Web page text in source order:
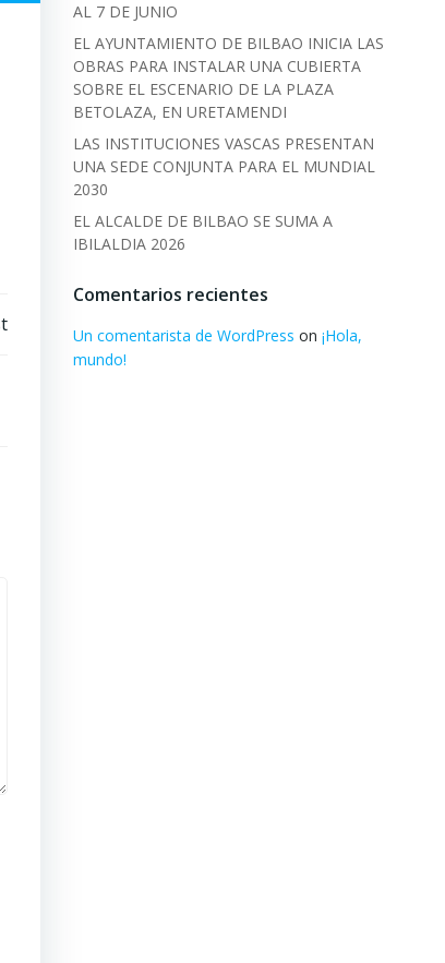
AL 7 DE JUNIO
EL AYUNTAMIENTO DE BILBAO INICIA LAS
OBRAS PARA INSTALAR UNA CUBIERTA
SOBRE EL ESCENARIO DE LA PLAZA
BETOLAZA, EN URETAMENDI
LAS INSTITUCIONES VASCAS PRESENTAN
UNA SEDE CONJUNTA PARA EL MUNDIAL
2030
EL ALCALDE DE BILBAO SE SUMA A
IBILALDIA 2026
Comentarios recientes
Un comentarista de WordPress on ¡Hola,
mundo!